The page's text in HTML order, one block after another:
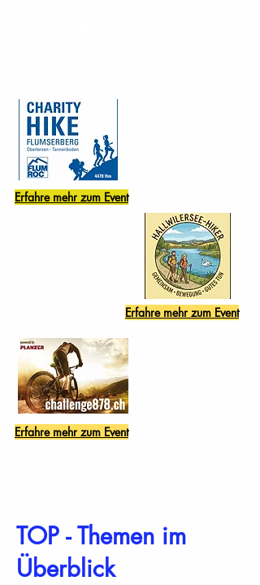
Erfahre mehr zum Event
Erfahre mehr zum Event
Erfahre mehr zum Event
TOP - Themen im
Überblick